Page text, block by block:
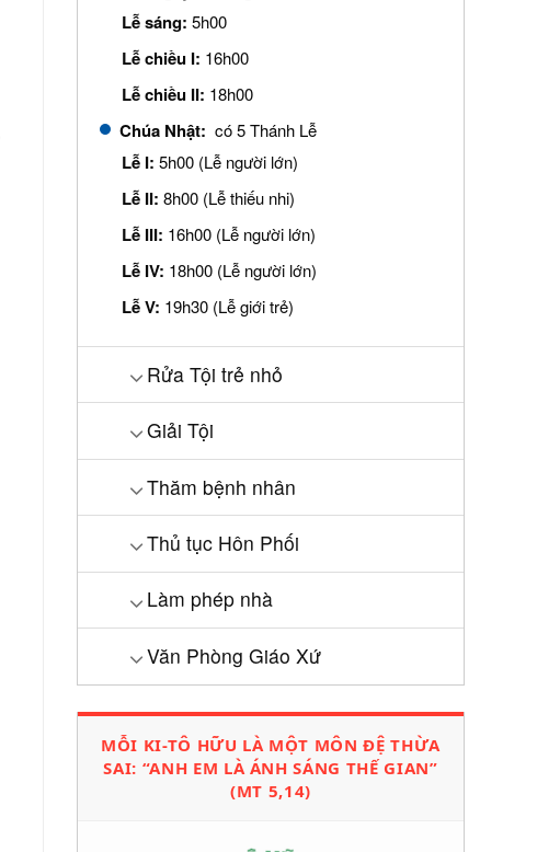
Lễ sáng: 5h00
Lễ chiều I: 16h00
Lễ chiều II: 18h00
Chúa Nhật: có 5 Thánh Lễ
Lễ I: 5h00 (Lễ người lớn)
Lễ II: 8h00 (Lễ thiếu nhi)
Lễ III: 16h00 (Lễ người lớn)
Lễ IV: 18h00 (Lễ người lớn)
Lễ V: 19h30 (Lễ giới trẻ)
Rửa Tội trẻ nhỏ
Giải Tội
Thăm bệnh nhân
Thủ tục Hôn Phối
Làm phép nhà
Văn Phòng Giáo Xứ
MỖI KI-TÔ HỮU LÀ MỘT MÔN ĐỆ THỪA
SAI: “ANH EM LÀ ÁNH SÁNG THẾ GIAN”
(MT 5,14)